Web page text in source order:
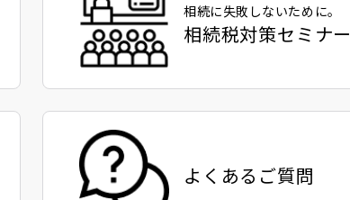
相続に失敗しないために。
相続税対策セミナー
よくあるご質問